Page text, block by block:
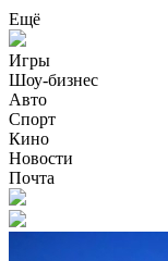
Ещё
Игры
Шоу-бизнес
Авто
Спорт
Кино
Новости
Почта